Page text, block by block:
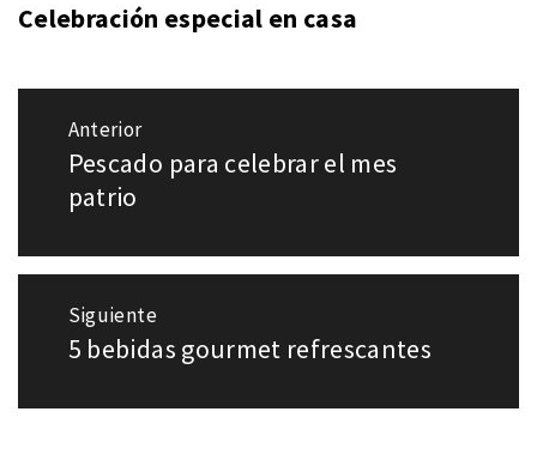
Celebración especial en casa
Navegación
entradas
Anterior
Entrada
anterior:
Pescado para celebrar el mes
patrio
Siguiente
Entrada
5 bebidas gourmet refrescantes